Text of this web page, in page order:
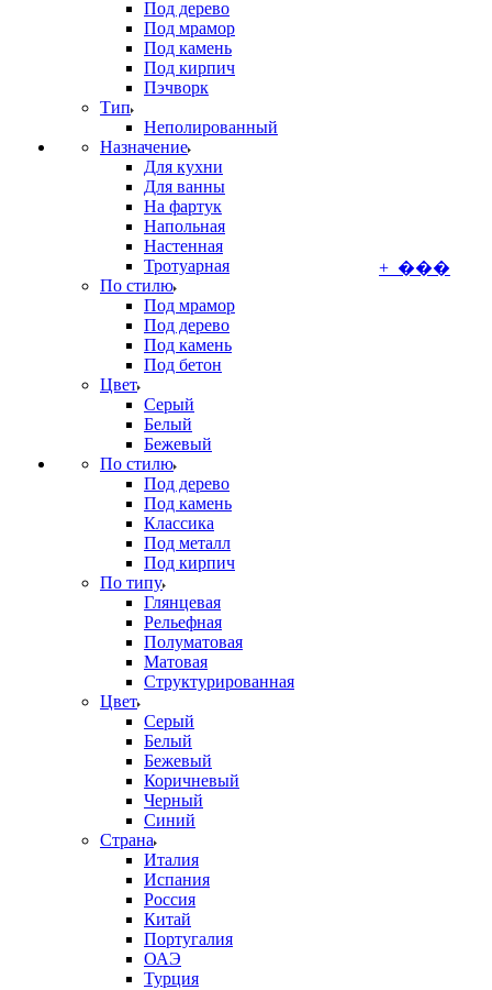
Под дерево
Под мрамор
Под камень
Под кирпич
Пэчворк
Тип
Неполированный
Назначение
Для кухни
Для ванны
На фартук
Напольная
Настенная
Тротуарная
По стилю
Под мрамор
Под дерево
Под камень
Под бетон
Цвет
Серый
Белый
Бежевый
По стилю
Под дерево
Под камень
Классика
Под металл
Под кирпич
По типу
Глянцевая
Рельефная
Полуматовая
Матовая
Структурированная
Цвет
Серый
Белый
Бежевый
Коричневый
Черный
Синий
Страна
Италия
Испания
Россия
Китай
Португалия
ОАЭ
Турция
+ ���